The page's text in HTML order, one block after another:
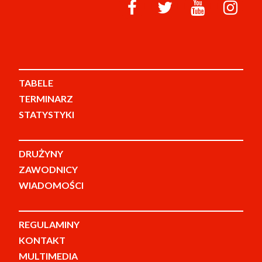
TABELE
TERMINARZ
STATYSTYKI
DRUŻYNY
ZAWODNICY
WIADOMOŚCI
REGULAMINY
KONTAKT
MULTIMEDIA